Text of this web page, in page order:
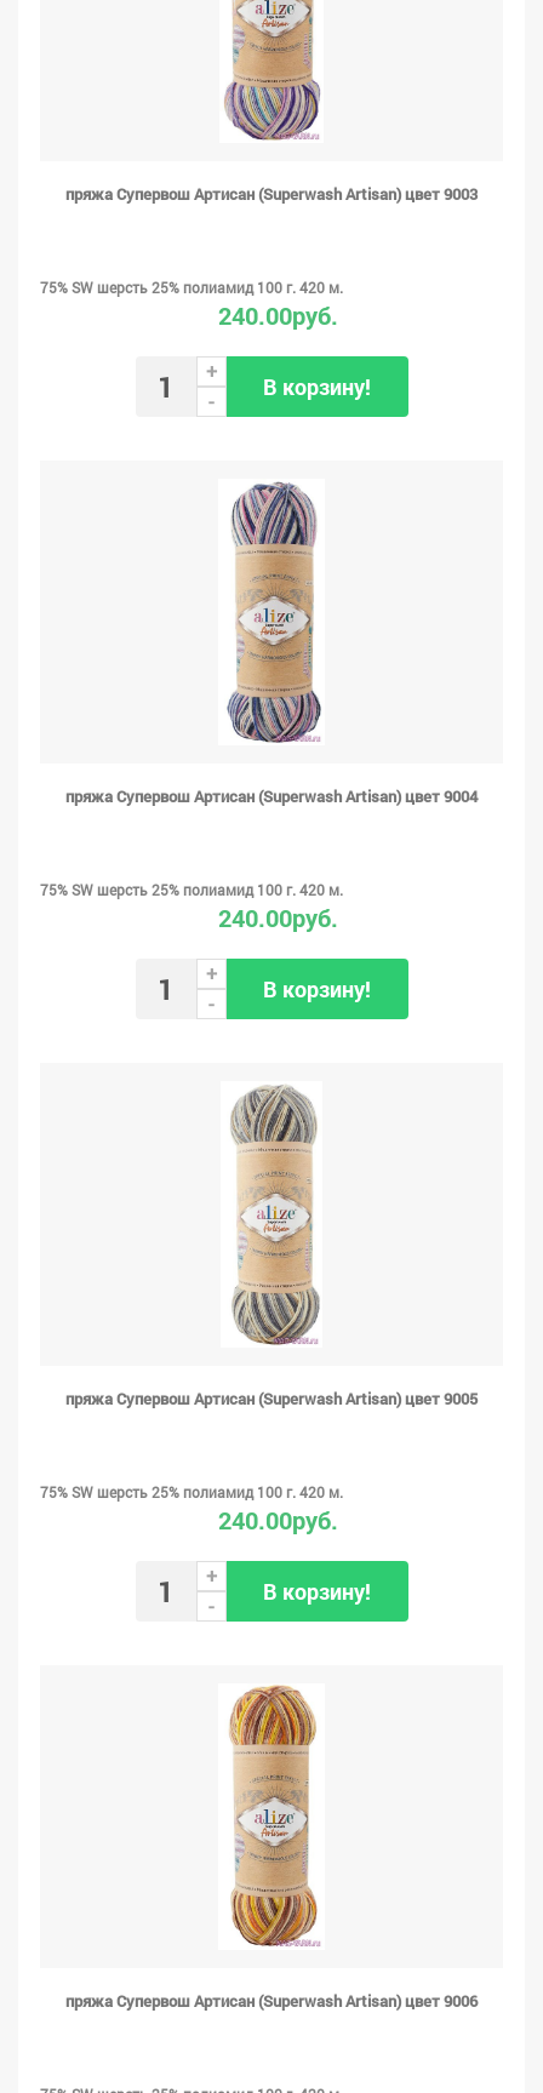
пряжа Супервош Артисан (Superwash Artisan) цвет 9003
75% SW шерсть 25% полиамид 100 г. 420 м.
240.00руб.
+
-
В корзину!
пряжа Супервош Артисан (Superwash Artisan) цвет 9004
75% SW шерсть 25% полиамид 100 г. 420 м.
240.00руб.
+
-
В корзину!
пряжа Супервош Артисан (Superwash Artisan) цвет 9005
75% SW шерсть 25% полиамид 100 г. 420 м.
240.00руб.
+
-
В корзину!
пряжа Супервош Артисан (Superwash Artisan) цвет 9006